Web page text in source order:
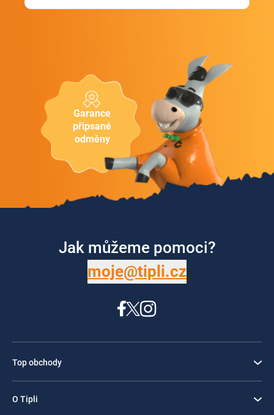
Garance
připsané
odměny
Jak můžeme pomoci?
moje@tipli.cz
Top obchody
O Tipli